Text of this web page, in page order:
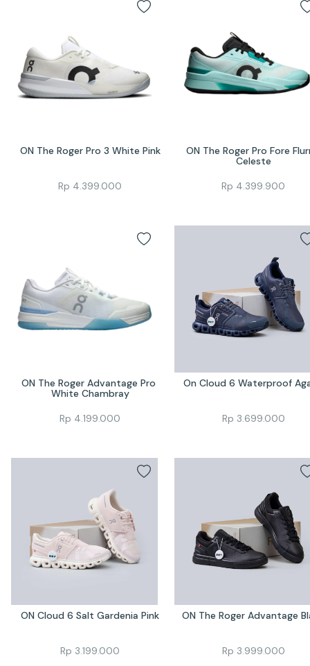
ON The Roger Pro 3 White Pink
Rp 4.399.000
ON The Roger Pro Fore
Celeste
Rp 4.399.900
ON The Roger Advantage Pro
White Chambray
Rp 4.199.000
On Cloud 6 Waterproof
Rp 3.699.000
ON Cloud 6 Salt Gardenia Pink
Rp 3.199.000
ON The Roger Advantage
Rp 3.999.000